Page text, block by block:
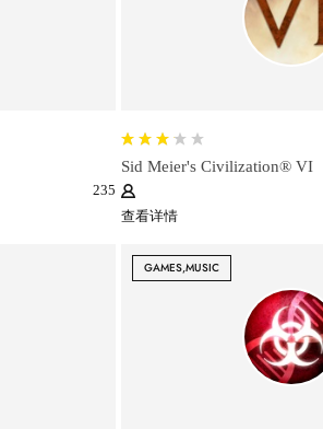
235
Sid Meier's Civilization® VI
查看详情
GAMES,MUSIC